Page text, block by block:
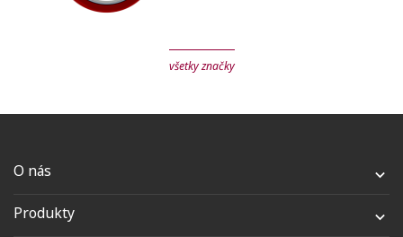
všetky značky
O nás 
Produkty 